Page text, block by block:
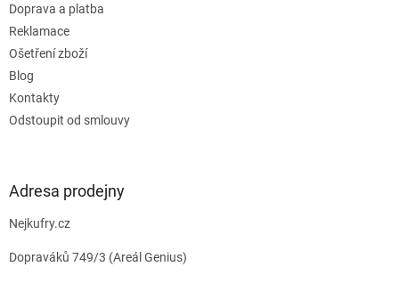
Doprava a platba
Reklamace
Ošetření zboží
Blog
Kontakty
Odstoupit od smlouvy
Adresa prodejny
Nejkufry.cz
Dopraváků 749/3 (Areál Genius)